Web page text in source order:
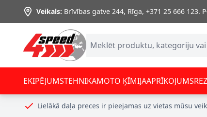
Skip to Content
Veikals: Brīvības gatve 244, Rīga, +371 25 666 123.
EKIPĒJUMSTEHNIKAMOTO ĶĪMIJAAPRĪKOJUMS
Lielākā daļa preces ir pieejamas uz vietas mūsu